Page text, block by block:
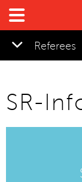

Referees
SR-